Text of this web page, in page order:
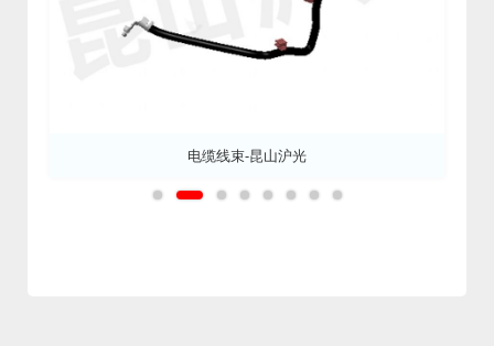
电缆线束-昆山沪光
6 7